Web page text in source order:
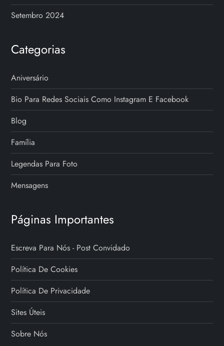
Setembro 2024
Categorias
Aniversário
Bio Para Redes Sociais Como Instagram E Facebook
Blog
Família
Legendas Para Foto
Mensagens
Páginas Importantes
Escreva Para Nós - Post Convidado
Política De Cookies
Política De Privacidade
Sites Úteis
Sobre Nós